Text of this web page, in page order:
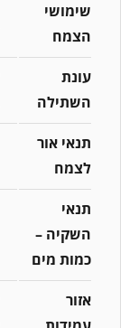
שימושי
הצמח
עונת
השתילה
תנאי אור
לצמח
תנאי
השקיה –
כמות מים
אזור